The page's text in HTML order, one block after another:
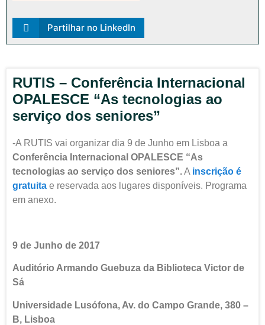
Partilhar no LinkedIn
RUTIS – Conferência Internacional
OPALESCE “As tecnologias ao
serviço dos seniores”
-A RUTIS vai organizar dia 9 de Junho em Lisboa a
Conferência Internacional OPALESCE “As
tecnologias ao serviço dos seniores”.A inscrição é
gratuita e reservada aos lugares disponíveis. Programa
em anexo.
9 de Junho de 2017
Auditório Armando Guebuza da Biblioteca Victor de
Sá
Universidade Lusófona, Av. do Campo Grande, 380 –
B, Lisboa